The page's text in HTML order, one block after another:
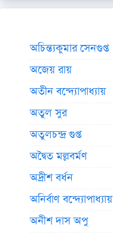
অচিন্ত্যকুমার সেনগুপ্ত
অজেয় রায়
অতীন বন্দ্যোপাধ্যায়
অতুল সুর
অতুলচন্দ্র গুপ্ত
অদ্বৈত মল্লবর্মণ
অদ্রীশ বর্ধন
অনির্বাণ বন্দ্যোপাধ্যায়
অনীশ দাস অপু